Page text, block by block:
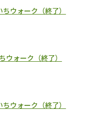
ウォーク（終了）
ウォーク（終了）
ウォーク（終了）